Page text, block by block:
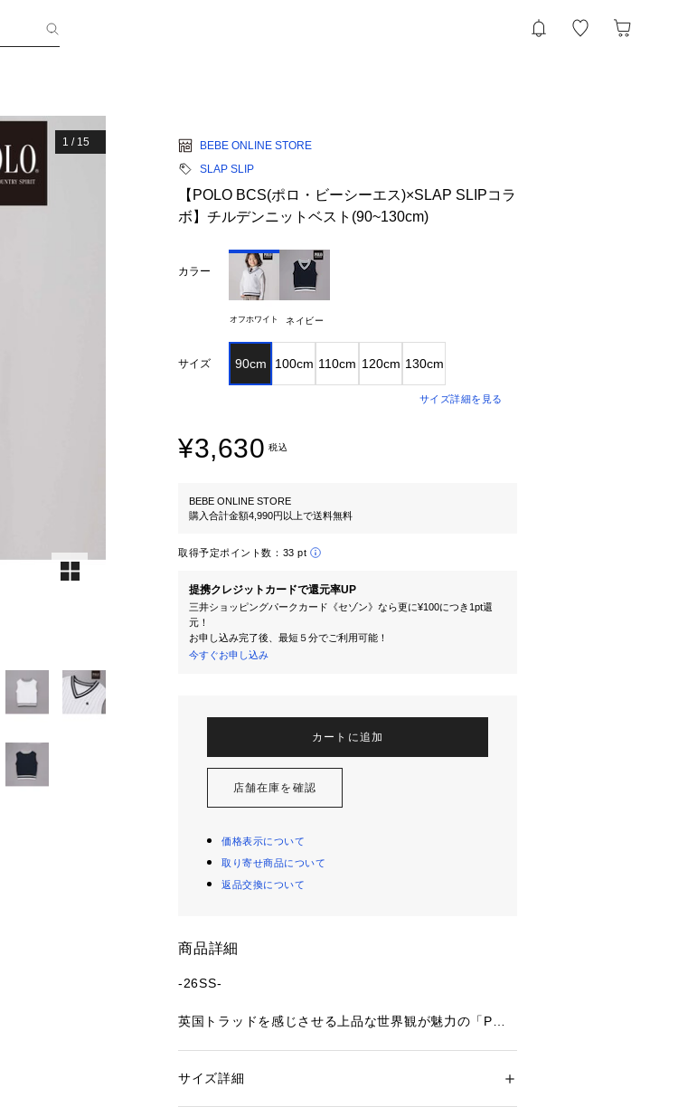
1 / 15
BEBE ONLINE STORE
SLAP SLIP
【POLO BCS(ポロ・ビーシーエス)×SLAP SLIPコラ
ボ】チルデンニットベスト(90~130cm)
カラー
オフホワイト ネイビー
サイズ 90cm 100cm 110cm 120cm 130cm
サイズ詳細を見る
¥3,630 税込
BEBE ONLINE STORE
購入合計金額4,990円以上で送料無料
取得予定ポイント数： 33 pt
提携クレジットカードで還元率UP
三井ショッピングパークカード《セゾン》なら更に¥100につき1pt還
元！
お申し込み完了後、最短５分でご利用可能！
今すぐお申し込み
カートに追加
店舗在庫を確認
価格表示について
取り寄せ商品について
返品交換について
商品詳細
-26SS-
英国トラッドを感じさせる上品な世界観が魅力の「POL
性別：キッズ・ベビー
サイズ詳細